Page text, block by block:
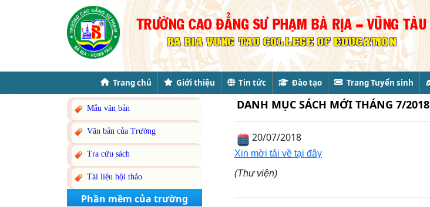
Trang chủ Giới thiệu Tin tức Đào tạo Trang Tuyển sinh
Mẫu văn bản
Văn bản của Trường
Tra cứu sách
Tài liệu hội thảo
Phần mềm của trường
DANH MỤC SÁCH MỚI THÁNG 7/2018
20/07/2018
Xin mời tải về tại đây
(Thư viện)